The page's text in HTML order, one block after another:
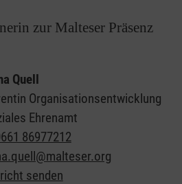
zur Malteser Präsenz
Quell
Organisationsentwicklung
Ehrenamt
86977212
senden